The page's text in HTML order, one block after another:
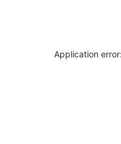
Application